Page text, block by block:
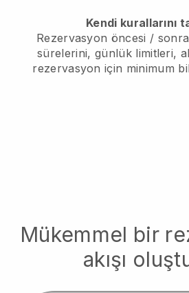
Kendi kurallarını
Rezervasyon öncesi /
sürelerini, günlük limitleri,
rezervasyon için minimum
Mükemmel bir
akışı